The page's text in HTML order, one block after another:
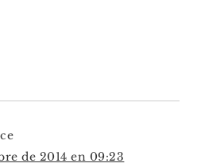
de 2014 en 09:23